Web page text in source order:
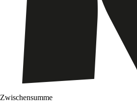
Zwischensumme